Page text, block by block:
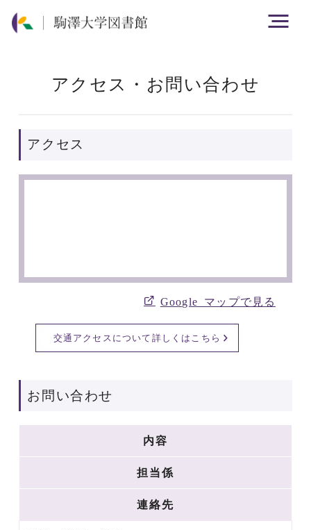
アクセス・お問い合わせ
アクセス
Google マップで見る
交通アクセスについて詳しくはこちら
お問い合わせ
内容
担当係
連絡先